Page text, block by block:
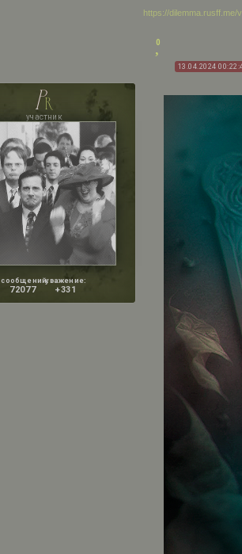
https://
0
13.04.2024
pr
участник
сообщений:
72077
уважение:
+331